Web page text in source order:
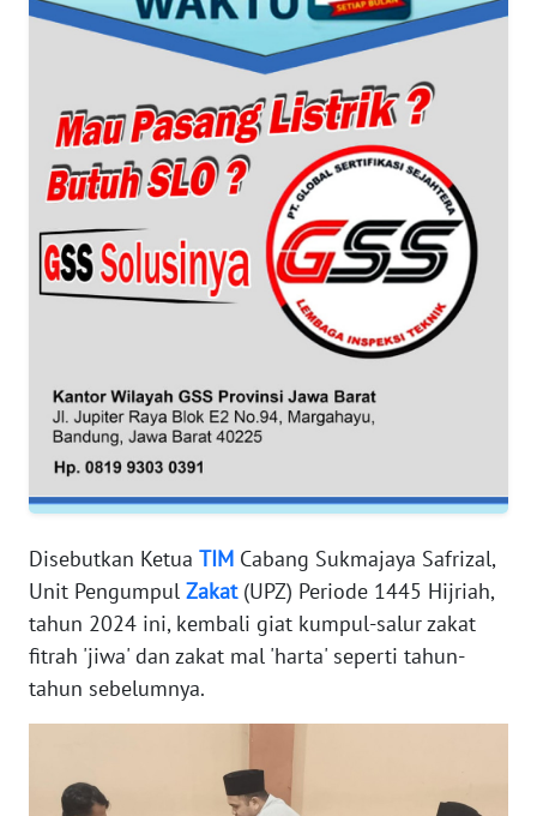
Disebutkan Ketua TIM Cabang Sukmajaya Safrizal,
Unit Pengumpul Zakat(UPZ) Periode 1445 Hijriah,
tahun 2024 ini, kembali giat kumpul-salur zakat
fitrah 'jiwa' dan zakat mal 'harta' seperti tahun-
tahun sebelumnya.
WN
JAKARTA
JABAR
WN
WN
KEPRI
WN
PAPUA
WN
PAPUA
BARAT
WN
RIAU